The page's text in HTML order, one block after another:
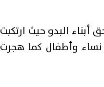
البدو حيث ارتكبت
وأطفال كما هجرت